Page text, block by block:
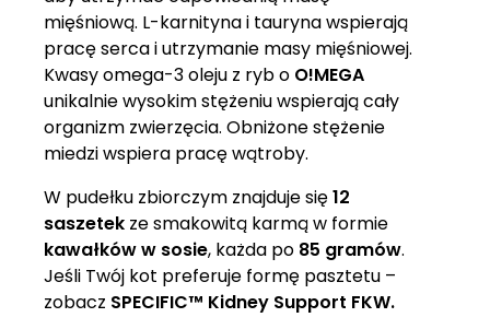
mięśniową. L-karnityna i tauryna wspierają
pracę serca i utrzymanie masy mięśniowej.
Kwasy omega-3 oleju z ryb o O!MEGA
unikalnie wysokim stężeniu wspierają cały
organizm zwierzęcia. Obniżone stężenie
miedzi wspiera pracę wątroby.
W pudełku zbiorczym znajduje się12
saszetek ze smakowitą karmą w formie
kawałków w sosie, każda po 85 gramów.
Jeśli Twój kot preferuje formę pasztetu –
zobacz SPECIFIC™ Kidney Support FKW.